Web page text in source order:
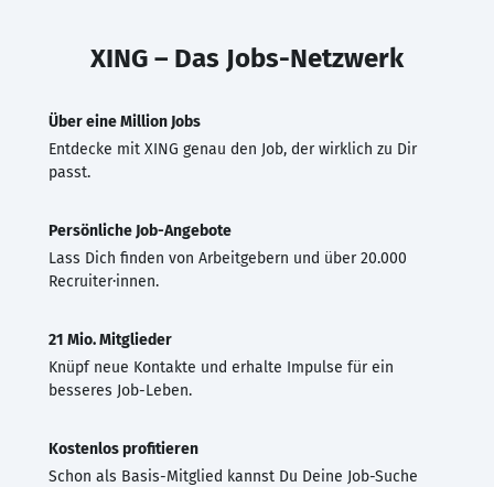
XING – Das Jobs-Netzwerk
Über eine Million Jobs
Entdecke mit XING genau den Job, der wirklich zu Dir
passt.
Persönliche Job-Angebote
Lass Dich finden von Arbeitgebern und über 20.000
Recruiter·innen.
21 Mio. Mitglieder
Knüpf neue Kontakte und erhalte Impulse für ein
besseres Job-Leben.
Kostenlos profitieren
Schon als Basis-Mitglied kannst Du Deine Job-Suche